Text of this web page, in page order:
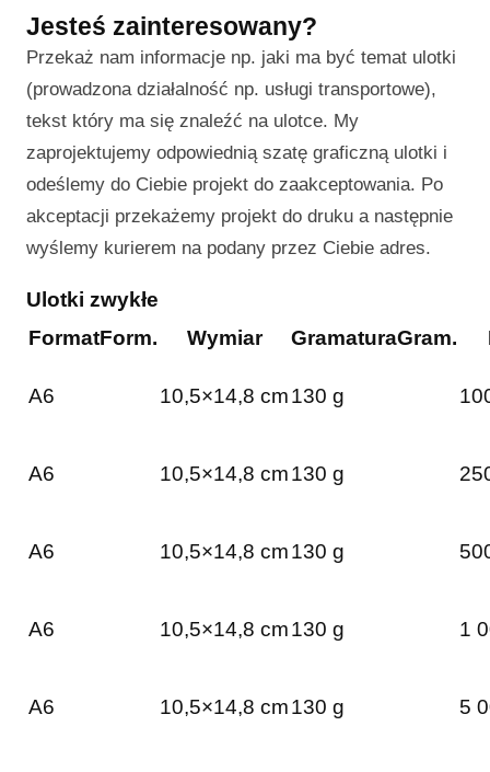
Jesteś zainteresowany?
Przekaż nam informacje np. jaki ma być temat ulotki
(prowadzona działalność np. usługi transportowe),
tekst który ma się znaleźć na ulotce. My
zaprojektujemy odpowiednią szatę graficzną ulotki i
odeślemy do Ciebie projekt do zaakceptowania. Po
akceptacji przekażemy projekt do druku a następnie
wyślemy kurierem na podany przez Ciebie adres.
Ulotki zwykłe
FormatForm. Wymiar GramaturaGram.
A6 10,5×14,8 cm130 g
A6 10,5×14,8 cm130 g
A6 10,5×14,8 cm130 g
A6 10,5×14,8 cm130 g 1
A6 10,5×14,8 cm130 g 5